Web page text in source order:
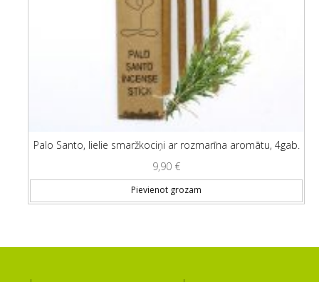
Palo Santo, lielie smaržkociņi ar rozmarīna aromātu, 4gab.
9,90 €
Pievienot grozam